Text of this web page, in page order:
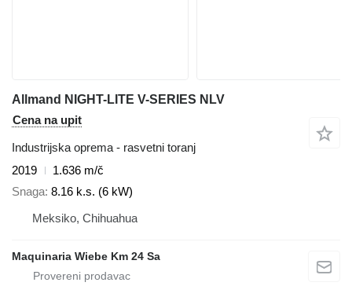
Allmand NIGHT-LITE V-SERIES NLV
Cena na upit
Industrijska oprema - rasvetni toranj
2019
1.636 m/č
Snaga 8.16 k.s. (6 kW)
Meksiko, Chihuahua
Maquinaria Wiebe Km 24 Sa